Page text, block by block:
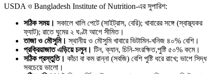
USDA ও Bangladesh Institute of Nutrition-এর সুপারিশ:
সঠিক সময়। সকালে খালি পেটে (সাইট্রাস, বেরি); খাবারের সঙ্গে (স্বাস্থ্যকর
ফ্যাট); রাতে ঘুমের ২ ঘণ্টা আগে সীমিত।
তাজা ও মৌসুমি। স্থানীয় ও মৌসুমি খাবারে ভিটামিন-খনিজ ৪০% বেশি।
প্রক্রিয়াজাত এড়িয়ে চলুন। টিন, ক্যান, চিনি-সংরক্ষিত,পুষ্টি ৫০% কমে।
সঠিক প্রস্তুতি। কাঁচা বা কম রান্না (সবজি) বেশি পুষ্টি ধরে রাখে; ভাপে সিদ্ধ
সবচেয়ে ভালো।